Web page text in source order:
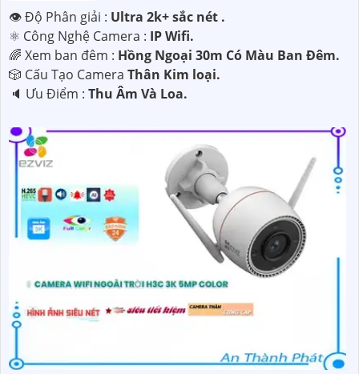
👁 Độ Phân giải : Ultra 2k+ sắc nét .
⚛️ Công Nghệ Camera : IP Wifi.
🌈 Xem ban đêm : Hồng Ngoại 30m Có Màu Ban Ðêm.
🎲 Cấu Tạo Camera Thân Kim loại.
️🔈 Ưu Điểm : Thu Âm Và Loa.